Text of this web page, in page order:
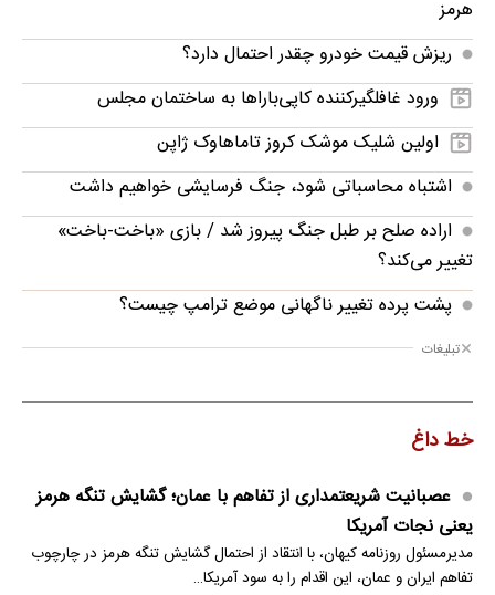
هرمز
ریزش قیمت خودرو چقدر احتمال دارد؟
ورود غافلگیرکننده کاپی‌باراها به ساختمان مجلس
اولین شلیک موشک کروز تاماهاوک ژاپن
اشتباه محاسباتی شود، جنگ فرسایشی خواهیم داشت
اراده صلح بر طبل جنگ پیروز شد / بازی «باخت-باخت»
تغییر می‌کند؟
پشت پرده تغییر ناگهانی موضع ترامپ چیست؟
تبلیغات
خط داغ
عصبانیت شریعتمداری از تفاهم با عمان؛ گشایش تنگه هرمز
یعنی نجات آمریکا
مدیرمسئول روزنامه کیهان، با انتقاد از احتمال گشایش تنگه هرمز در چارچوب
تفاهم ایران و عمان، این اقدام را به سود آمریکا…